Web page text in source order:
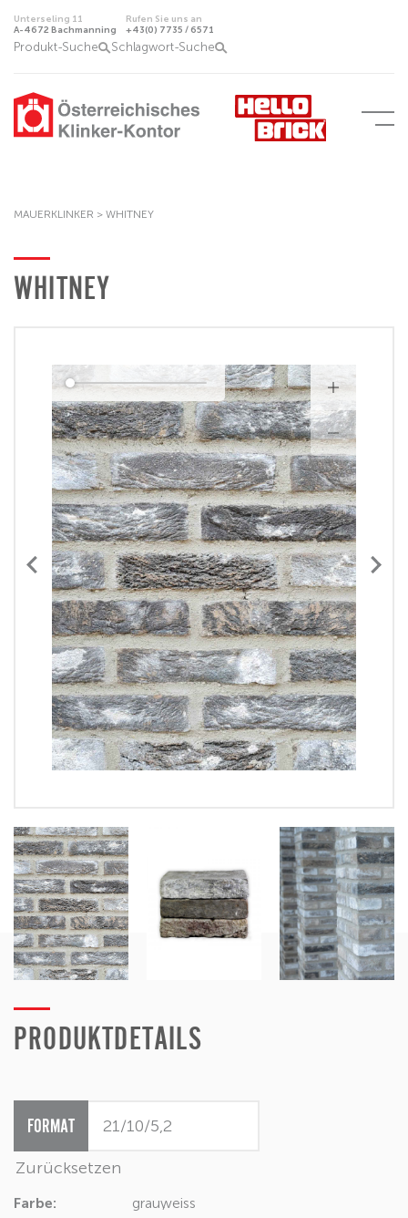
Unterseling 11
A-4672 Bachmanning
Rufen Sie uns an
+43(0) 7735 / 6571
Produkt-Suche Schlagwort-Suche
MAUERKLINKER > WHITNEY
WHITNEY
PRODUKTDETAILS
FORMAT
Zurücksetzen
Farbe: grauweiss